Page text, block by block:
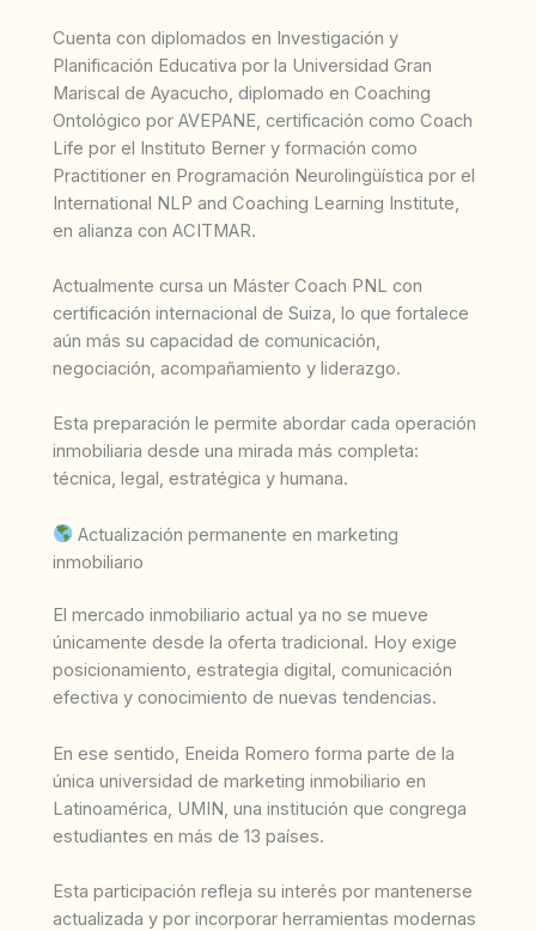
Cuenta con diplomados en Investigación y
Planificación Educativa por la Universidad Gran
Mariscal de Ayacucho, diplomado en Coaching
Ontológico por AVEPANE, certificación como Coach
Life por el Instituto Berner y formación como
Practitioner en Programación Neurolingüística por el
International NLP and Coaching Learning Institute,
en alianza con ACITMAR.
Actualmente cursa un Máster Coach PNL con
certificación internacional de Suiza, lo que fortalece
aún más su capacidad de comunicación,
negociación, acompañamiento y liderazgo.
Esta preparación le permite abordar cada operación
inmobiliaria desde una mirada más completa:
técnica, legal, estratégica y humana.
Actualización permanente en marketing
inmobiliario
El mercado inmobiliario actual ya no se mueve
únicamente desde la oferta tradicional. Hoy exige
posicionamiento, estrategia digital, comunicación
efectiva y conocimiento de nuevas tendencias.
En ese sentido, Eneida Romero forma parte de la
única universidad de marketing inmobiliario en
Latinoamérica, UMIN, una institución que congrega
estudiantes en más de 13 países.
Esta participación refleja su interés por mantenerse
actualizada y por incorporar herramientas modernas